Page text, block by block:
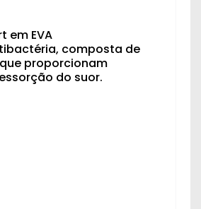
em EVA
composta de
proporcionam
do suor.